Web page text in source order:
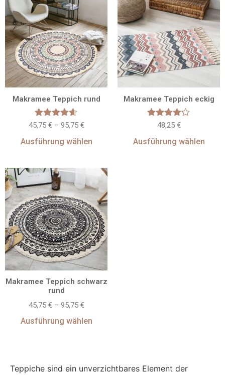
Makramee Teppich rund
Bewertet
4.60
von 5
45,75 €– 95,75 €
Ausführung wählen
Makramee Teppich eckig
Bewertet
4.17
von 5
48,25 €
Ausführung wählen
Makramee Teppich schwarz
rund
45,75 €– 95,75 €
Ausführung wählen
Teppiche sind ein unverzichtbares Element der